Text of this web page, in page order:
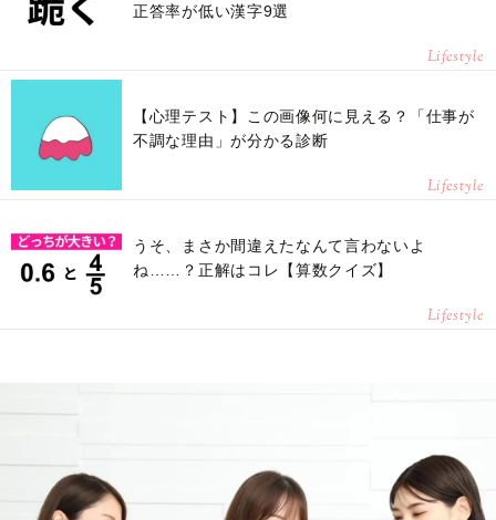
正答率が低い漢字9選
Lifestyle
【心理テスト】この画像何に見える？「仕事が
不調な理由」が分かる診断
Lifestyle
うそ、まさか間違えたなんて言わないよ
ね……？正解はコレ【算数クイズ】
Lifestyle